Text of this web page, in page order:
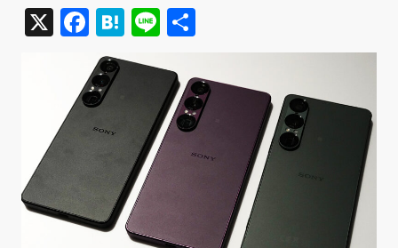
X Facebook
Hatena
Line